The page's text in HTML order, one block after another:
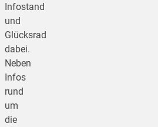
Infostand
und
Glücksrad
dabei.
Neben
Infos
rund
um
die